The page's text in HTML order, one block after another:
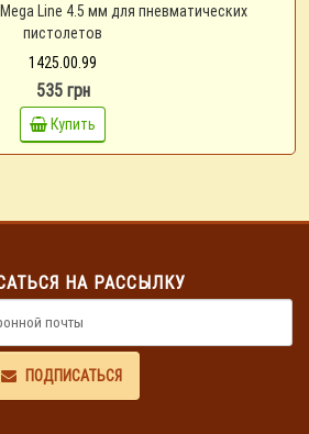
Line 4.5 мм для пневматических
пистолетов
1425.00.99
535 грн
Купить
НА РАССЫЛКУ
ПОДПИСАТЬСЯ